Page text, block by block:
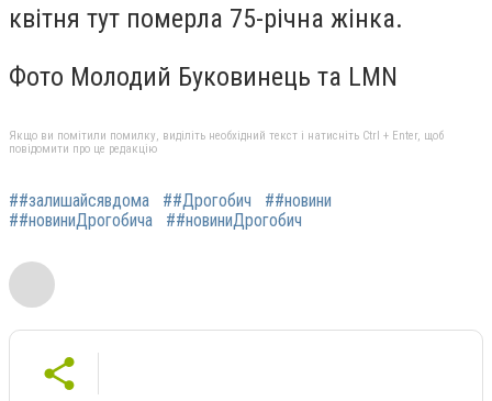
квітня тут померла 75-річна жінка.
Фото Молодий Буковинець та LMN
Якщо ви помітили помилку, виділіть необхідний текст і натисніть Ctrl + Enter, щоб
повідомити про це редакцію
##залишайсявдома ##Дрогобич
##новини
##новиниДрогобича
##новиниДрогобич